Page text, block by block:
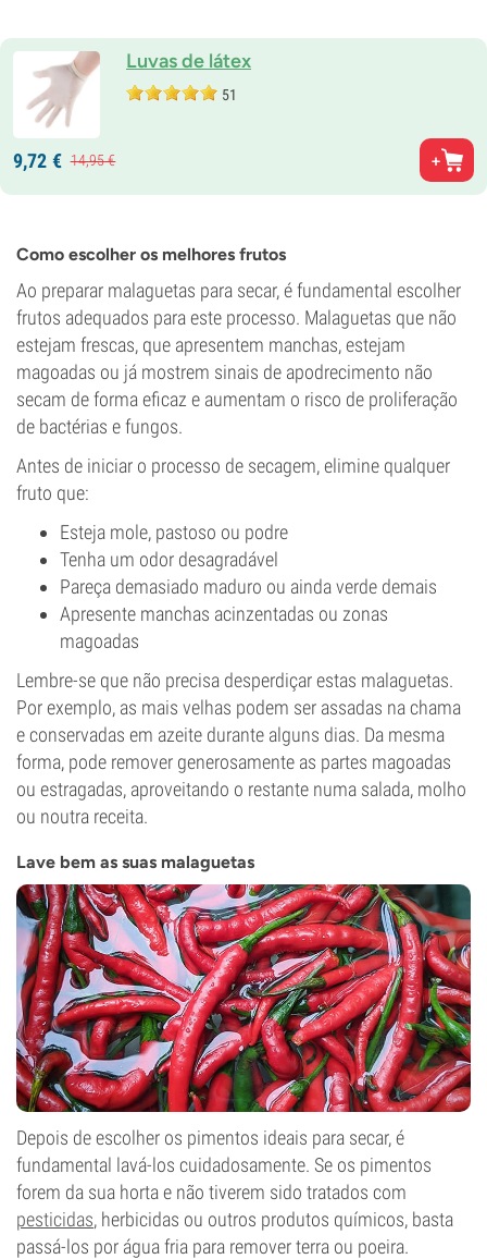
Luvas de látex
51
9,72 € 14,95€
Como escolher os melhores frutos
Ao preparar malaguetas para secar, é fundamental escolher
frutos adequados para este processo. Malaguetas que não
estejam frescas, que apresentem manchas, estejam
magoadas ou já mostrem sinais de apodrecimento não
secam de forma eficaz e aumentam o risco de proliferação
de bactérias e fungos.
Antes de iniciar o processo de secagem, elimine qualquer
fruto que:
Esteja mole, pastoso ou podre
Tenha um odor desagradável
Pareça demasiado maduro ou ainda verde demais
Apresente manchas acinzentadas ou zonas
magoadas
Lembre-se que não precisa desperdiçar estas malaguetas.
Por exemplo, as mais velhas podem ser assadas na chama
e conservadas em azeite durante alguns dias. Da mesma
forma, pode remover generosamente as partes magoadas
ou estragadas, aproveitando o restante numa salada, molho
ou noutra receita.
Lave bem as suas malaguetas
Depois de escolher os pimentos ideais para secar, é
fundamental lavá-los cuidadosamente. Se os pimentos
forem da sua horta e não tiverem sido tratados com
pesticidas, herbicidas ou outros produtos químicos, basta
passá-los por água fria para remover terra ou poeira.